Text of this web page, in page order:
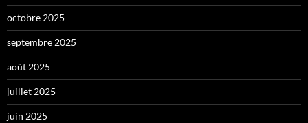
octobre 2025
septembre 2025
août 2025
juillet 2025
juin 2025